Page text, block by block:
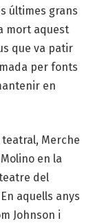
últimes grans
mort aquest
que va patir
per fonts
en
Merche
en la
del
aquells anys
Johnson i